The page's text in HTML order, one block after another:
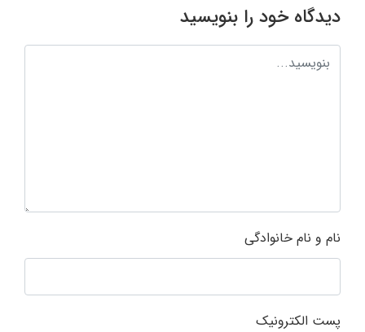
دیدگاه خود را بنویسید
نام و نام خانوادگی
پست الکترونیک